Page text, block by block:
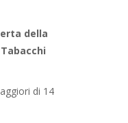
della
di 14